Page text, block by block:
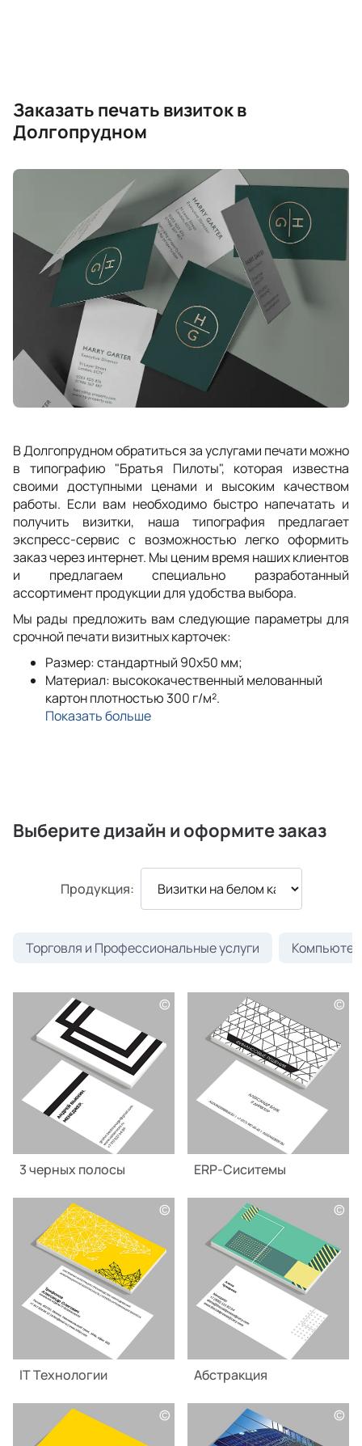
Заказать печать визиток в
Долгопрудном
В Долгопрудном обратиться за услугами печати можно
в типографию "Братья Пилоты", которая известна
своими доступными ценами и высоким качеством
работы. Если вам необходимо быстро напечатать и
получить визитки, наша типография предлагает
экспресс-сервис с возможностью легко оформить
заказ через интернет. Мы ценим время наших клиентов
и предлагаем специально разработанный
ассортимент продукции для удобства выбора.
Мы рады предложить вам следующие параметры для
срочной печати визитных карточек:
Размер: стандартный 90x50 мм;
Материал: высококачественный мелованный
картон плотностью 300 г/м².
Показать больше
Выберите дизайн и оформите заказ
Продукция:
Торговля и Профессиональные услуги
©
3 черных полосы
©
ERP-Сиситемы
©
IT Технологии
©
Абстракция
© ©